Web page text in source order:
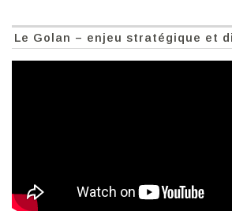
Le Golan – enjeu stratégique et